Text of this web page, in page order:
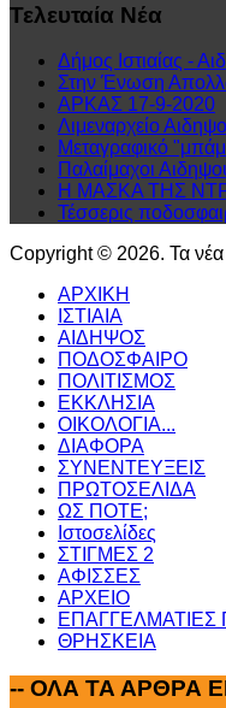
Τελευταία Νέα
Δήμος Ιστιαίας -
Στην Ένωση
ΑΡΚΑΣ 17-9-2020
Λιμεναρχείο
Μεταγραφικό
Παλαίμαχοι
Η ΜΑΣΚΑ ΤΗΣ
Τέσσερις
Copyright © 2026. Τα νέα
ΑΡΧΙΚΗ
ΙΣΤΙΑΙΑ
ΑΙΔΗΨΟΣ
ΠΟΔΟΣΦΑΙΡΟ
ΠΟΛΙΤΙΣΜΟΣ
ΕΚΚΛΗΣΙΑ
ΟΙΚΟΛΟΓΙΑ...
ΔΙΑΦΟΡΑ
ΣΥΝΕΝΤΕΥΞΕΙΣ
ΠΡΩΤΟΣΕΛΙΔΑ
ΩΣ ΠΟΤΕ;
Ιστοσελίδες
ΣΤΙΓΜΕΣ 2
ΑΦΙΣΣΕΣ
ΑΡΧΕΙΟ
ΕΠΑΓΓΕΛΜΑΤΙΕΣ
ΘΡΗΣΚΕΙΑ
-- ΟΛΑ ΤΑ ΑΡΘΡΑ